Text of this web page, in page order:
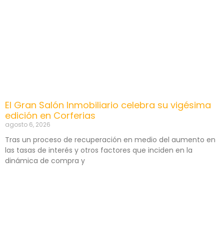
El Gran Salón Inmobiliario celebra su vigésima
edición en Corferias
agosto 6, 2026
Tras un proceso de recuperación en medio del aumento en
las tasas de interés y otros factores que inciden en la
dinámica de compra y